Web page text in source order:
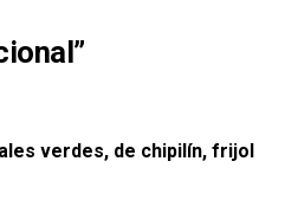
verdes, de chipilín, frijol